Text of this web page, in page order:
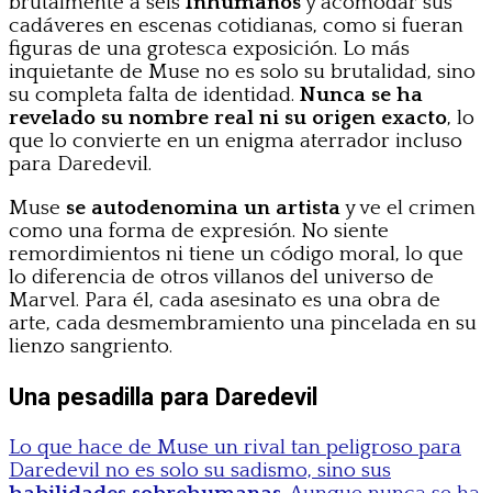
cadáveres en escenas cotidianas, como si fueran
figuras de una grotesca exposición. Lo más
inquietante de Muse no es solo su brutalidad, sino
su completa falta de identidad. Nunca se ha
revelado su nombre real ni su origen exacto, lo
que lo convierte en un enigma aterrador incluso
para Daredevil.
Muse se autodenomina un artistay ve el crimen
como una forma de expresión. No siente
remordimientos ni tiene un código moral, lo que
lo diferencia de otros villanos del universo de
Marvel. Para él, cada asesinato es una obra de
arte, cada desmembramiento una pincelada en su
lienzo sangriento.
Una pesadilla para Daredevil
Lo que hace de Muse un rival tan peligroso para
Daredevil no es solo su sadismo, sino sus